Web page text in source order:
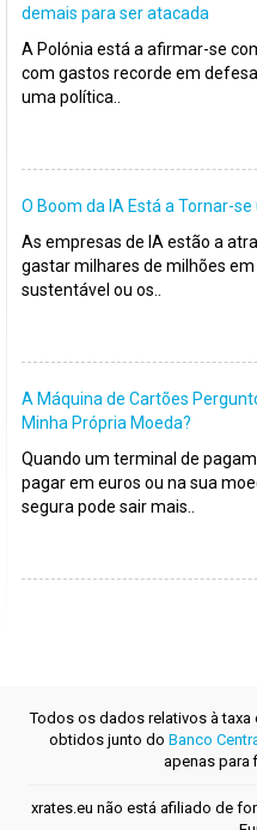
demais para ser atacada
A Polónia está a afirmar-se
com gastos recorde em
uma política..
O Boom da IA Está a Tornar-se
As empresas de IA estão a
gastar milhares de milhões
sustentável ou os..
A Máquina de Cartões
Minha Própria Moeda?
Quando um terminal de
pagar em euros ou na sua
segura pode sair mais..
Todos os dados relativos à taxa
obtidos junto do Banco
apenas para
xrates.eu não está afiliado de